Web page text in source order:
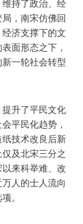
持了政治、经
，南宋仿佛回
济支撑下的文
面形态之下，
一轮社会转型
升了平民文化
平民化趋势，
技术改良后新
及北宋三分之
来科举难、改
人的士人流向
。